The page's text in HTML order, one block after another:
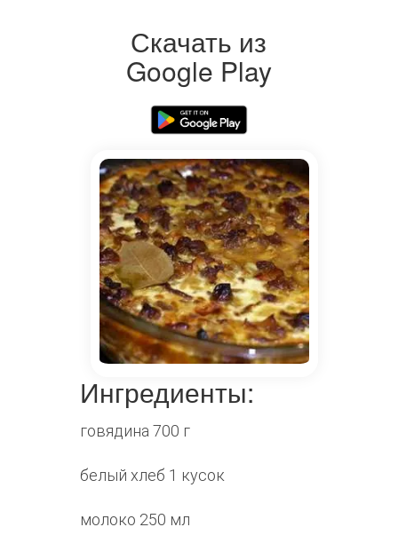
Скачать из
Google Play
Ингредиенты:
говядина 700 г
белый хлеб 1 кусок
молоко 250 мл